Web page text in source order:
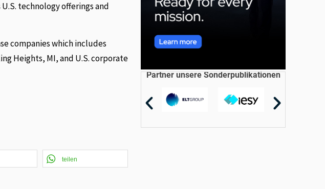
technology offerings and
companies which includes
Heights, MI, and U.S. corporate
teilen
Partner unsere Sonderpublikationen